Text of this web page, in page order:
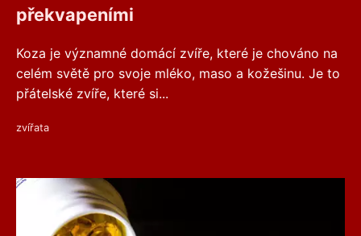
překvapeními
Koza je významné domácí zvíře, které je chováno na
celém světě pro svoje mléko, maso a kožešinu. Je to
přátelské zvíře, které si...
zvířata